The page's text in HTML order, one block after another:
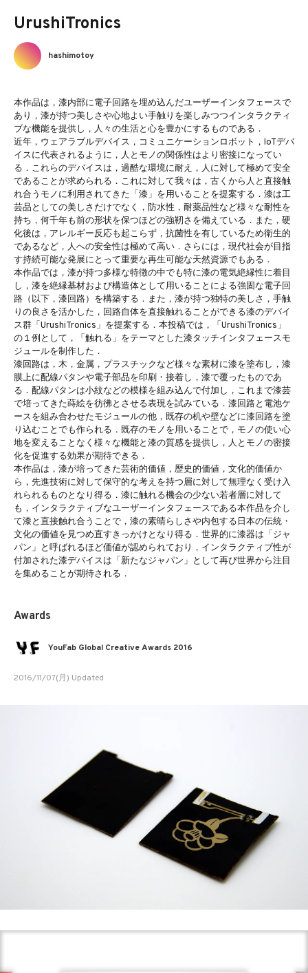
UrushiTronics
hashimotoy
本作品は，漆内部に電子回路を埋め込んだユーザーインタフェースで
あり，漆が持つ美しさや心地よい手触りを楽しみつつインタラクティ
ブな機能を提供し，人々の生活と心を豊かにするものである．
近年，ウェアラブルデバイス，コミュニケーションロボット，IoTデバ
イスに代表されるように，人とモノの関係性はより密接になってい
る．これらのデバイスは，過酷な環境に耐え，人に対して極めて安全
であることが求められる．これに対して我々は，古くから人と直接触
れ合うモノに利用されてきた「漆」を用いることを提案する．漆は工
芸品としての美しさだけでなく，防水性，耐薬品性など様々な耐性を
持ち，何千年も前の形状を保つほどの強靭さを備えている．また，硬
化後は，アレルギー反応も起こらず，抗菌性を有しているため衛生的
であるなど，人への安全性は極めて高い．さらには，現代社会が目指
す持続可能な発展にとって重要な再生可能な天然資源でもある．
本作品では，漆が持つ多様な特徴の中でも特に漆の電気絶縁性に着目
し，漆を絶縁基材および構造体として用いることによる強固な電子回
路（以下，漆回路）を構築する．また，漆が持つ独特の美しさ，手触
りの良さを活かした，回路自体を直接触れることができる漆のデバイ
ス群「UrushiTronics」を提案する．本投稿では，「UrushiTronics」
の１例として，「触れる」をテーマとした漆タッチインタフェースモ
ジュールを制作した．
漆回路は，木，金属，プラスチックなど様々な素材に漆を塗布し，漆
膜上に配線パタンや電子部品を印刷・接着し，漆で覆ったものであ
る．配線パタンは小紋などの模様を組み込んで付加し，これまで漆芸
で培ってきた蒔絵を彷彿とさせる表現を試みている．漆回路と電池ケ
ースを組み合わせたモジュールの他，既存の机や壁などに漆回路を塗
り込むことでも作られる．既存のモノを用いることで，モノの使い心
地を変えることなく様々な機能と漆の質感を提供し，人とモノの密接
化を促進する効果が期待できる．
本作品は，漆が培ってきた芸術的価値，歴史的価値，文化的価値か
ら，先進技術に対して保守的な考えを持つ層に対して無理なく受け入
れられるものとなり得る．漆に触れる機会の少ない若者層に対して
も，インタラクティブなユーザーインタフェースである本作品を介し
て漆と直接触れ合うことで，漆の素晴らしさや内包する日本の伝統・
文化の価値を見つめ直すきっかけとなり得る．世界的に漆器は「ジャ
パン」と呼ばれるほど価値が認められており，インタラクティブ性が
付加された漆デバイスは「新たなジャパン」として再び世界から注目
を集めることが期待される．
Awards
YouFab Global Creative Awards 2016
2016/11/07(月) Updated